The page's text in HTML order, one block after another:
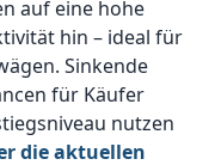
auf eine hohe
hin – ideal für
Sinkende
für Käufer
nutzen
die aktuellen